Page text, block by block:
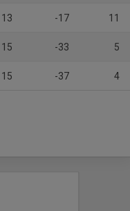
13 -17 11
15 -33 5
15 -37 4